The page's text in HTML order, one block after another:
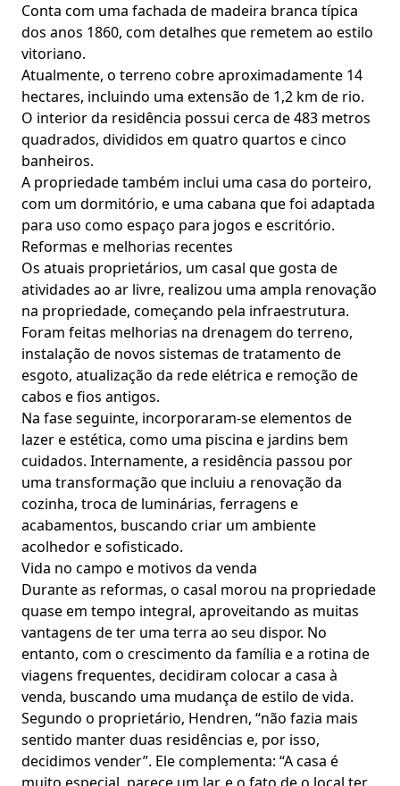
Conta com uma fachada de madeira branca típica
dos anos 1860, com detalhes que remetem ao estilo
vitoriano.
Atualmente, o terreno cobre aproximadamente 14
hectares, incluindo uma extensão de 1,2 km de rio.
O interior da residência possui cerca de 483 metros
quadrados, divididos em quatro quartos e cinco
banheiros.
A propriedade também inclui uma casa do porteiro,
com um dormitório, e uma cabana que foi adaptada
para uso como espaço para jogos e escritório.
Reformas e melhorias recentes
Os atuais proprietários, um casal que gosta de
atividades ao ar livre, realizou uma ampla renovação
na propriedade, começando pela infraestrutura.
Foram feitas melhorias na drenagem do terreno,
instalação de novos sistemas de tratamento de
esgoto, atualização da rede elétrica e remoção de
cabos e fios antigos.
Na fase seguinte, incorporaram-se elementos de
lazer e estética, como uma piscina e jardins bem
cuidados. Internamente, a residência passou por
uma transformação que incluiu a renovação da
cozinha, troca de luminárias, ferragens e
acabamentos, buscando criar um ambiente
acolhedor e sofisticado.
Vida no campo e motivos da venda
Durante as reformas, o casal morou na propriedade
quase em tempo integral, aproveitando as muitas
vantagens de ter uma terra ao seu dispor. No
entanto, com o crescimento da família e a rotina de
viagens frequentes, decidiram colocar a casa à
venda, buscando uma mudança de estilo de vida.
Segundo o proprietário, Hendren, “não fazia mais
sentido manter duas residências e, por isso,
decidimos vender”. Ele complementa: “A casa é